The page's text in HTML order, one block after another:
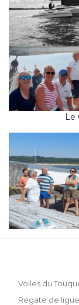
Le
Voiles du
Régate de